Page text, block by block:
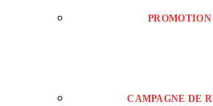
CAMPAGNE DE